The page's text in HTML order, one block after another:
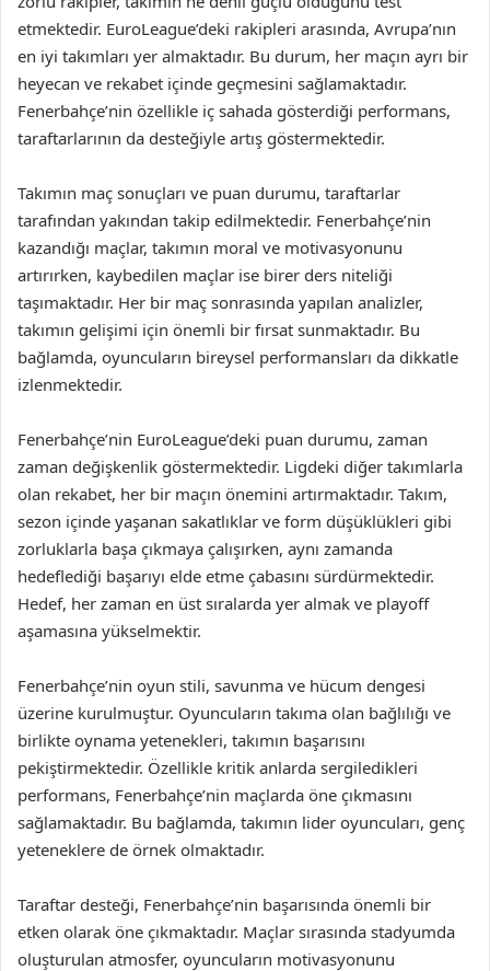
etmektedir. EuroLeague’deki rakipleri arasında, Avrupa’nın
en iyi takımları yer almaktadır. Bu durum, her maçın ayrı bir
heyecan ve rekabet içinde geçmesini sağlamaktadır.
Fenerbahçe’nin özellikle iç sahada gösterdiği performans,
taraftarlarının da desteğiyle artış göstermektedir.
Takımın maç sonuçları ve puan durumu, taraftarlar
tarafından yakından takip edilmektedir. Fenerbahçe’nin
kazandığı maçlar, takımın moral ve motivasyonunu
artırırken, kaybedilen maçlar ise birer ders niteliği
taşımaktadır. Her bir maç sonrasında yapılan analizler,
takımın gelişimi için önemli bir fırsat sunmaktadır. Bu
bağlamda, oyuncuların bireysel performansları da dikkatle
izlenmektedir.
Fenerbahçe’nin EuroLeague’deki puan durumu, zaman
zaman değişkenlik göstermektedir. Ligdeki diğer takımlarla
olan rekabet, her bir maçın önemini artırmaktadır. Takım,
sezon içinde yaşanan sakatlıklar ve form düşüklükleri gibi
zorluklarla başa çıkmaya çalışırken, aynı zamanda
hedeflediği başarıyı elde etme çabasını sürdürmektedir.
Hedef, her zaman en üst sıralarda yer almak ve playoff
aşamasına yükselmektir.
Fenerbahçe’nin oyun stili, savunma ve hücum dengesi
üzerine kurulmuştur. Oyuncuların takıma olan bağlılığı ve
birlikte oynama yetenekleri, takımın başarısını
pekiştirmektedir. Özellikle kritik anlarda sergiledikleri
performans, Fenerbahçe’nin maçlarda öne çıkmasını
sağlamaktadır. Bu bağlamda, takımın lider oyuncuları, genç
yeteneklere de örnek olmaktadır.
Taraftar desteği, Fenerbahçe’nin başarısında önemli bir
etken olarak öne çıkmaktadır. Maçlar sırasında stadyumda
oluşturulan atmosfer, oyuncuların motivasyonunu